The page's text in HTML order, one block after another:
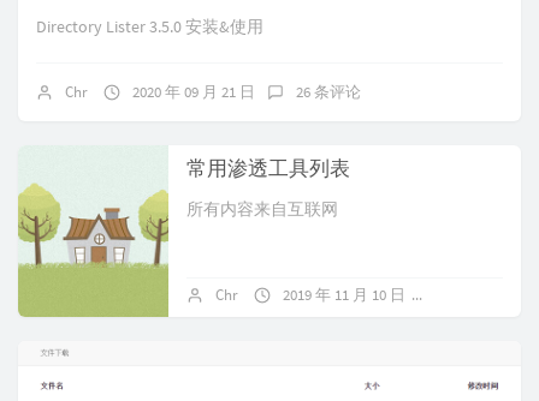
Directory Lister 3.5.0 安装&使用
Chr 2020 年 09 月 21 日 26 条评论
常用渗透工具列表
所有内容来自互联网
Chr 2019 年 11 月 10 日